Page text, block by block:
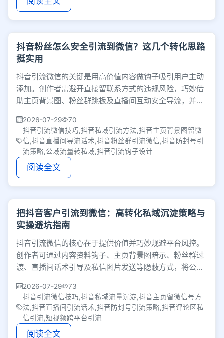
抖音粉丝怎么安全引流到微信？这几个转化思路
挺实用
抖音引流微信的关键是用高价值内容做钩子吸引用户主动
添加。创作者需避开直接留联系方式的违规风险，巧妙借
助主页背景图、粉丝群跳板及直播间互动安全导流，并做
2026-07-29
70
抖音引流微信技巧,抖音私域引流方法,抖音主页背景图留微
信,抖音直播间导流话术,抖音粉丝群引流微信,抖音防封号引
流策略,公域流量转私域,抖音引流钩子设计
阅读全文
把抖音客户引流到微信：高转化私域沉淀策略与
实操避坑指南
抖音引流微信的核心在于提供价值并巧妙规避平台风控。
创作者可通过内容资料钩子、主页背景图暗示、粉丝群过
渡、直播间话术引导及私信图片发送等隐蔽方式，将公域
2026-07-29
73
抖音引流微信技巧,抖音私域流量沉淀,抖音主页留微信号方
法,抖音直播间引流话术,抖音防封号引流策略,抖音评论区私
信引流,短视频跨平台引流
阅读全文